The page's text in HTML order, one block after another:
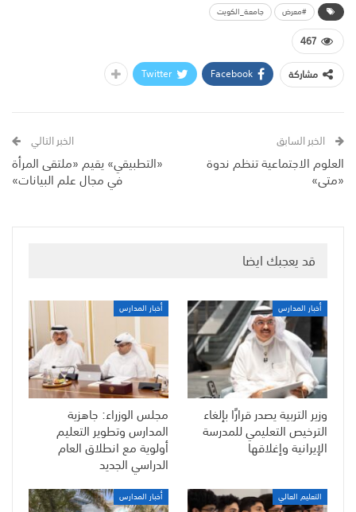
#معرض جامعة_الكويت
467
مشاركة
Facebook
Twitter
الخبر السابق
العلوم الاجتماعية تنظم ندوة
«متى»
الخبر التالي
«التطبيقي» يقيم «ملتقى المرأة
في مجال علم البيانات»
قد يعجبك ايضا
أخبار المدارس
وزير التربية يصدر قرارًا بإلغاء
الترخيص التعليمي للمدرسة
الإيرانية وإغلاقها
أخبار المدارس
مجلس الوزراء: جاهزية
المدارس وتطوير التعليم
أولوية مع انطلاق العام
الدراسي الجديد
التعليم العالي أخبار المدارس